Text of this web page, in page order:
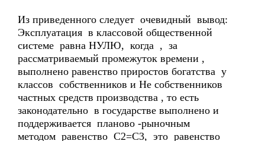
Из приведенного следует очевидный вывод:
Эксплуатация в классовой общественной
системе равна НУЛЮ, когда , за
рассматриваемый промежуток времени ,
выполнено равенство приростов богатства у
классов собственников и Не собственников
частных средств производства , то есть
законодательно в государстве выполнено и
поддерживается планово -рыночным
методом равенство С2=С3, это равенство